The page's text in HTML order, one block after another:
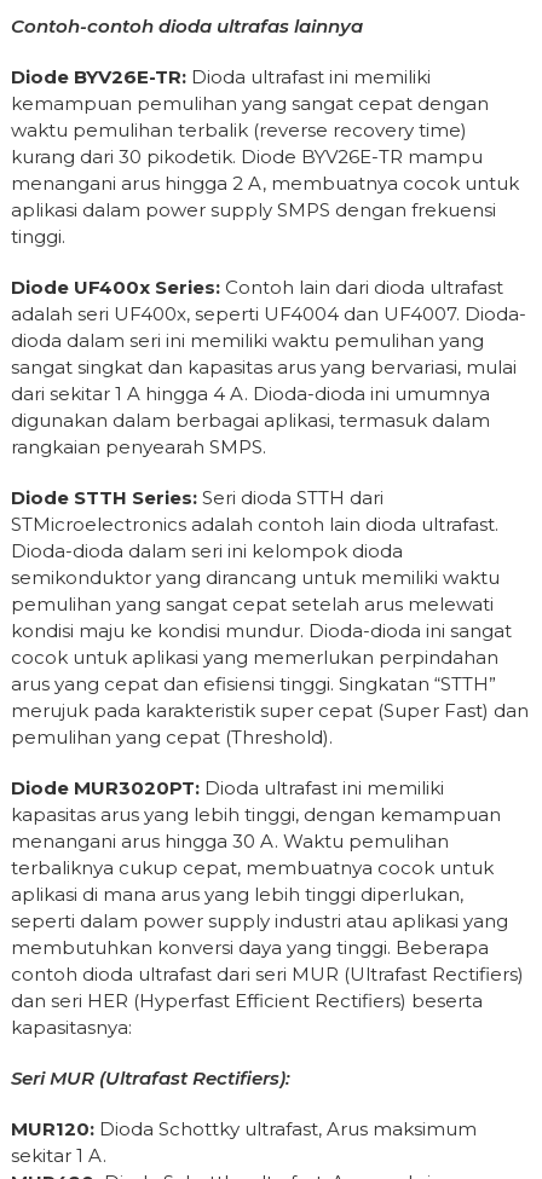
Contoh-contoh dioda ultrafas lainnya
Diode BYV26E-TR:Dioda ultrafast ini memiliki
kemampuan pemulihan yang sangat cepat dengan
waktu pemulihan terbalik (reverse recovery time)
kurang dari 30 pikodetik. Diode BYV26E-TR mampu
menangani arus hingga 2 A, membuatnya cocok untuk
aplikasi dalam power supply SMPS dengan frekuensi
tinggi.
Diode UF400x Series:Contoh lain dari dioda ultrafast
adalah seri UF400x, seperti UF4004 dan UF4007. Dioda-
dioda dalam seri ini memiliki waktu pemulihan yang
sangat singkat dan kapasitas arus yang bervariasi, mulai
dari sekitar 1 A hingga 4 A. Dioda-dioda ini umumnya
digunakan dalam berbagai aplikasi, termasuk dalam
rangkaian penyearah SMPS.
Diode STTH Series:Seri dioda STTH dari
STMicroelectronics adalah contoh lain dioda ultrafast.
Dioda-dioda dalam seri ini kelompok dioda
semikonduktor yang dirancang untuk memiliki waktu
pemulihan yang sangat cepat setelah arus melewati
kondisi maju ke kondisi mundur. Dioda-dioda ini sangat
cocok untuk aplikasi yang memerlukan perpindahan
arus yang cepat dan efisiensi tinggi. Singkatan “STTH”
merujuk pada karakteristik super cepat (Super Fast) dan
pemulihan yang cepat (Threshold).
Diode MUR3020PT:Dioda ultrafast ini memiliki
kapasitas arus yang lebih tinggi, dengan kemampuan
menangani arus hingga 30 A. Waktu pemulihan
terbaliknya cukup cepat, membuatnya cocok untuk
aplikasi di mana arus yang lebih tinggi diperlukan,
seperti dalam power supply industri atau aplikasi yang
membutuhkan konversi daya yang tinggi. Beberapa
contoh dioda ultrafast dari seri MUR (Ultrafast Rectifiers)
dan seri HER (Hyperfast Efficient Rectifiers) beserta
kapasitasnya:
Seri MUR (Ultrafast Rectifiers):
MUR120:Dioda Schottky ultrafast, Arus maksimum
sekitar 1 A.